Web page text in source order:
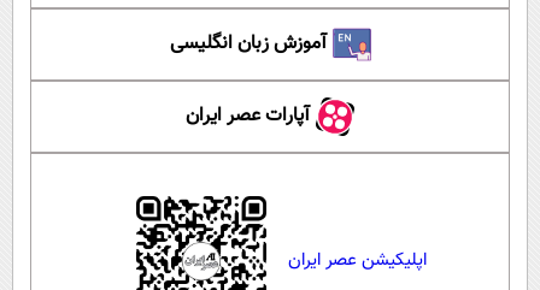
آموزش زبان انگلیسی
آپارات عصر ایران
اپلیکیشن عصر ایران